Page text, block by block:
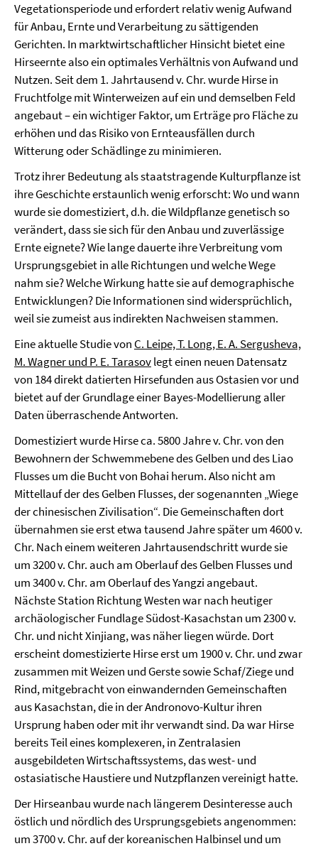
Vegetationsperiode und erfordert relativ wenig Aufwand
für Anbau, Ernte und Verarbeitung zu sättigenden
Gerichten. In marktwirtschaftlicher Hinsicht bietet eine
Hirseernte also ein optimales Verhältnis von Aufwand und
Nutzen. Seit dem 1. Jahrtausend v. Chr. wurde Hirse in
Fruchtfolge mit Winterweizen auf ein und demselben Feld
angebaut – ein wichtiger Faktor, um Erträge pro Fläche zu
erhöhen und das Risiko von Ernteausfällen durch
Witterung oder Schädlinge zu minimieren.
Trotz ihrer Bedeutung als staatstragende Kulturpflanze ist
ihre Geschichte erstaunlich wenig erforscht: Wo und wann
wurde sie domestiziert, d.h. die Wildpflanze genetisch so
verändert, dass sie sich für den Anbau und zuverlässige
Ernte eignete? Wie lange dauerte ihre Verbreitung vom
Ursprungsgebiet in alle Richtungen und welche Wege
nahm sie? Welche Wirkung hatte sie auf demographische
Entwicklungen? Die Informationen sind widersprüchlich,
weil sie zumeist aus indirekten Nachweisen stammen.
Eine aktuelle Studie von C. Leipe, T. Long, E. A. Sergusheva,
M. Wagner und P. E. Tarasovlegt einen neuen Datensatz
von 184 direkt datierten Hirsefunden aus Ostasien vor und
bietet auf der Grundlage einer Bayes-Modellierung aller
Daten überraschende Antworten.
Domestiziert wurde Hirse ca. 5800 Jahre v. Chr. von den
Bewohnern der Schwemmebene des Gelben und des Liao
Flusses um die Bucht von Bohai herum. Also nicht am
Mittellauf der des Gelben Flusses, der sogenannten „Wiege
der chinesischen Zivilisation“. Die Gemeinschaften dort
übernahmen sie erst etwa tausend Jahre später um 4600 v.
Chr. Nach einem weiteren Jahrtausendschritt wurde sie
um 3200 v. Chr. auch am Oberlauf des Gelben Flusses und
um 3400 v. Chr. am Oberlauf des Yangzi angebaut.
Nächste Station Richtung Westen war nach heutiger
archäologischer Fundlage Südost-Kasachstan um 2300 v.
Chr. und nicht Xinjiang, was näher liegen würde. Dort
erscheint domestizierte Hirse erst um 1900 v. Chr. und zwar
zusammen mit Weizen und Gerste sowie Schaf/Ziege und
Rind, mitgebracht von einwandernden Gemeinschaften
aus Kasachstan, die in der Andronovo-Kultur ihren
Ursprung haben oder mit ihr verwandt sind. Da war Hirse
bereits Teil eines komplexeren, in Zentralasien
ausgebildeten Wirtschaftssystems, das west- und
ostasiatische Haustiere und Nutzpflanzen vereinigt hatte.
Der Hirseanbau wurde nach längerem Desinteresse auch
östlich und nördlich des Ursprungsgebiets angenommen:
um 3700 v. Chr. auf der koreanischen Halbinsel und um